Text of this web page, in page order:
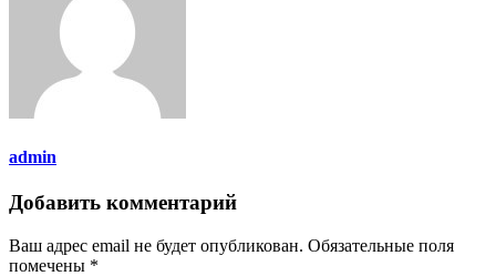
admin
Добавить комментарий
Ваш адрес email не будет опубликован. Обязательные поля
помечены *